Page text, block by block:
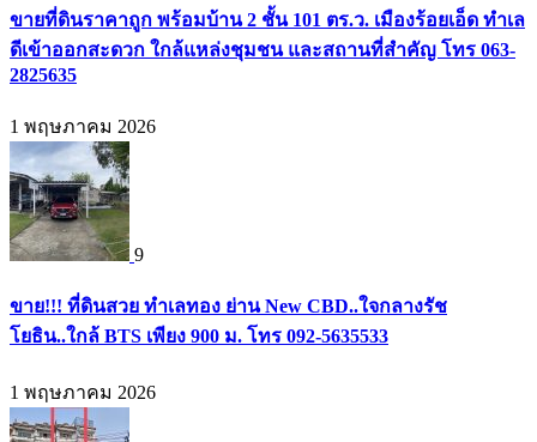
ขายที่ดินราคาถูก พร้อมบ้าน 2 ชั้น 101 ตร.ว. เมืองร้อยเอ็ด ทำเล
ดีเข้าออกสะดวก ใกล้แหล่งชุมชน และสถานที่สำคัญ โทร 063-
2825635
1 พฤษภาคม 2026
9
ขาย!!! ที่ดินสวย ทำเลทอง ย่าน New CBD..ใจกลางรัช
โยธิน..ใกล้ BTS เพียง 900 ม. โทร 092-5635533
1 พฤษภาคม 2026